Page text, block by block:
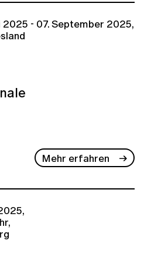
2025 - 07. September 2025,
Mehr erfahren